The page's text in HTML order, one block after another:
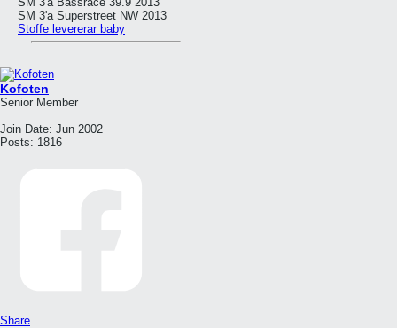
SM 3'a Superstreet NW 2013
Stoffe levererar baby
Kofoten
Senior Member
Join Date: Jun 2002
Posts: 1816
Share